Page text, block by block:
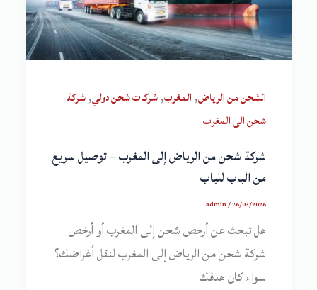
الشحن من الرياض, المغرب,شركات شحن دولي,شركة
شحن الى المغرب
شركة شحن من الرياض إلى المغرب – توصيل سريع
من الباب للباب
admin/26/03/2026
هل تبحث عن أرخص شحن إلى المغرب أو أرخص
شركة شحن من الرياض إلى المغرب لنقل أغراضك؟
سواء كان هدفك